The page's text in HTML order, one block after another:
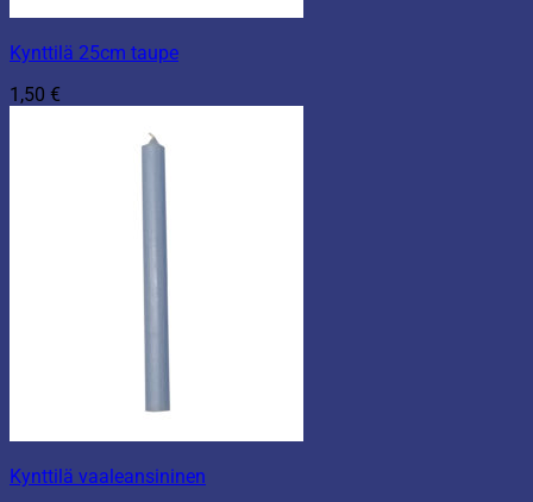
Kynttilä 25cm taupe
1,50 €
Kynttilä vaaleansininen